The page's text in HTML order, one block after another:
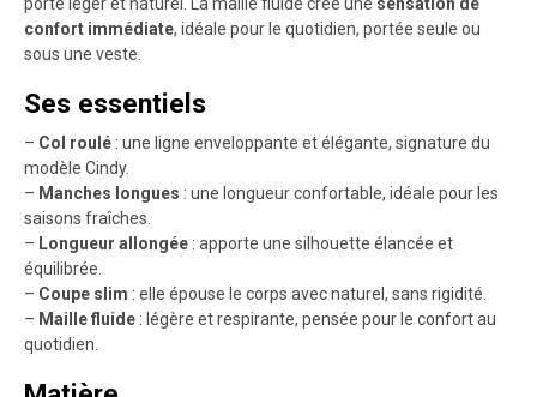
confort immédiate, idéale pour le quotidien, portée seule ou
sous une veste.
Ses essentiels
– Col roulé : une ligne enveloppante et élégante, signature du
modèle Cindy.
– Manches longues : une longueur confortable, idéale pour les
saisons fraîches.
– Longueur allongée : apporte une silhouette élancée et
équilibrée.
– Coupe slim : elle épouse le corps avec naturel, sans rigidité.
– Maille fluide : légère et respirante, pensée pour le confort au
quotidien.